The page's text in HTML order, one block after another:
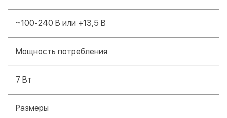
~100-240 B или +13,5 В
Мощность потребления
7 Вт
Размеры